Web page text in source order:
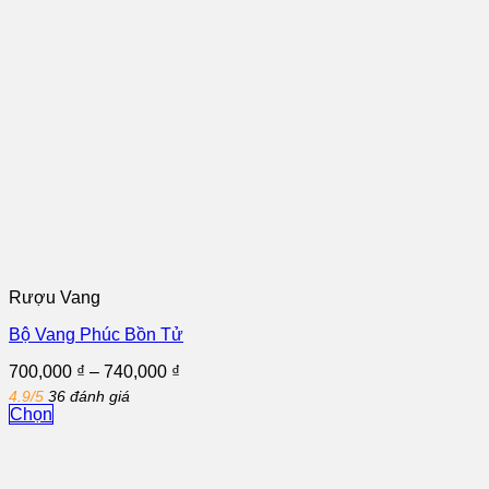
Rượu Vang
Bộ Vang Phúc Bồn Tử
700,000 ₫ – 740,000 ₫
4.9/5 36 đánh giá
Chọn